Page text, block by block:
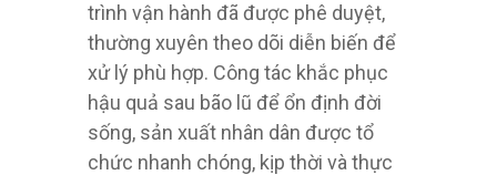
trình vận hành đã được phê duyệt,
thường xuyên theo dõi diễn biến để
xử lý phù hợp. Công tác khắc phục
hậu quả sau bão lũ để ổn định đời
sống, sản xuất nhân dân được tổ
chức nhanh chóng, kịp thời và thực